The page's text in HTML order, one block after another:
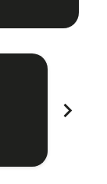
chevron_right